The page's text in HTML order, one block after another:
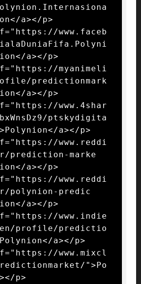
a></p>
www.faceb
a></p>
myanimeli
predictionmark
a></p>
www.4shar
ptskydigita
a></p>
www.reddi
prediction-marke
a></p>
www.reddi
polynion-predic
a></p>
www.indie
en/profile/predictio
a></p>
www.mixcl
">Po
p>